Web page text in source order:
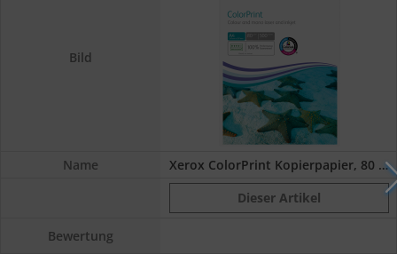
Bild
Name
Xerox ColorPrint Kopierpapier, 80 g/m², DIN...
Dieser Artikel
Bewertung